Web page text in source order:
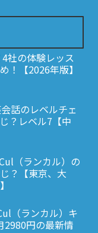
社の体験レッス
！【2026年版】
話のレベルチェ
？レベル7【中
（ランカル）の
？【東京、大
（ランカル）キ
2980円の最新情